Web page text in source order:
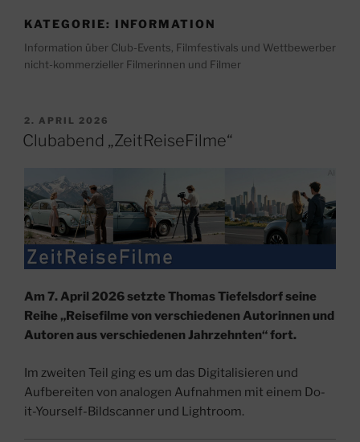
KATEGORIE: INFORMATION
Information über Club-Events, Filmfestivals und Wettbewerber
nicht-kommerzieller Filmerinnen und Filmer
VERÖFFENTLICHT
AM
2. APRIL 2026
Clubabend „ZeitReiseFilme“
Am 7. April 2026 setzte Thomas Tiefelsdorf seine
Reihe „Reisefilme von verschiedenen Autorinnen und
Autoren aus verschiedenen Jahrzehnten“ fort.
Im zweiten Teil ging es um das Digitalisieren und
Aufbereiten von analogen Aufnahmen mit einem Do-
it-Yourself-Bildscanner und Lightroom.